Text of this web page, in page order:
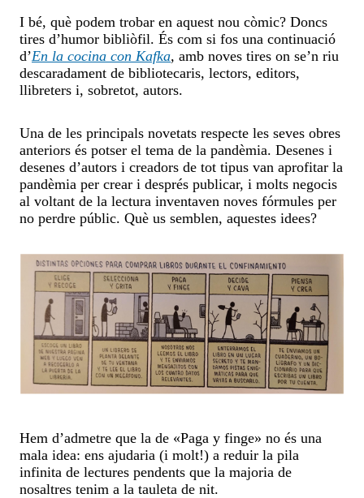
I bé, què podem trobar en aquest nou còmic? Doncs
tires d’humor bibliòfil. És com si fos una continuació
d’En la cocina con Kafka, amb noves tires on se’n riu
descaradament de bibliotecaris, lectors, editors,
llibreters i, sobretot, autors.
Una de les principals novetats respecte les seves obres
anteriors és potser el tema de la pandèmia. Desenes i
desenes d’autors i creadors de tot tipus van aprofitar la
pandèmia per crear i després publicar, i molts negocis
al voltant de la lectura inventaven noves fórmules per
no perdre públic. Què us semblen, aquestes idees?
Hem d’admetre que la de «Paga y finge» no és una
mala idea: ens ajudaria (i molt!) a reduir la pila
infinita de lectures pendents que la majoria de
nosaltres tenim a la tauleta de nit.